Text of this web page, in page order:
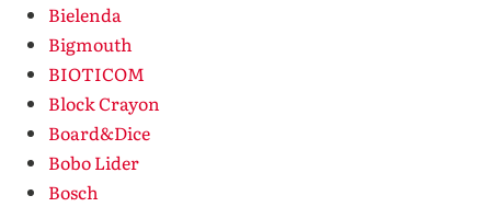
Bielenda
Bigmouth
BIOTICOM
Block Crayon
Board&Dice
Bobo Lider
Bosch